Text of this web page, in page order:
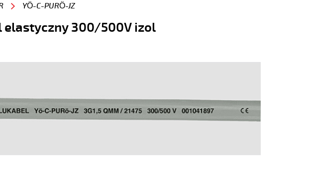
YÖ-C-PURÖ-JZ
elastyczny 300/500V izol